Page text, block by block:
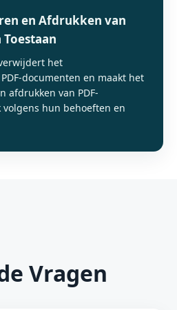
en Afdrukken van
het
documenten en maakt het
afdrukken van PDF-
hun behoeften en
Vragen